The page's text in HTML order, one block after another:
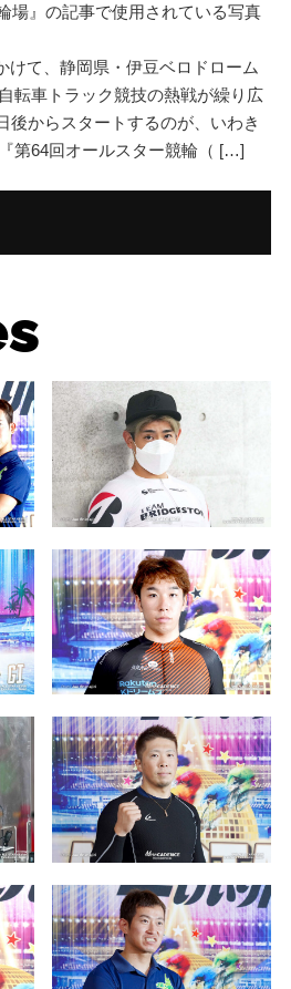
場』の記事で使用されている写真
けて、静岡県・伊豆ベロドローム
転車トラック競技の熱戦が繰り広
後からスタートするのが、いわき
第64回オールスター競輪（ […]